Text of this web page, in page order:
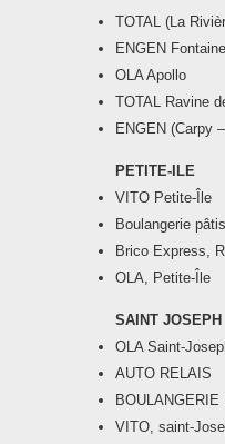
TOTAL (La
ENGEN
OLA Apollo
TOTAL Ravine
ENGEN (Carpy
PETITE-ILE
VITO Petite-Île
Boulangerie
Brico Express,
OLA, Petite-Île
SAINT JOSEPH
OLA Saint-
AUTO RELAIS
VITO, saint-